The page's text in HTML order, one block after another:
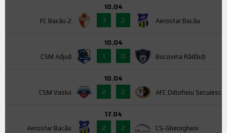
FC Bacău 2
10.04
3
2 Aerostar Bacău
CSM Adjud
10.04
1
0 Bucovina Rădăuți
CSM Vaslui
10.04
2
2 AFC Odorheiu Secuiesc
Aerostar Bacău
17.04
2
2 CS-Gheorgheni